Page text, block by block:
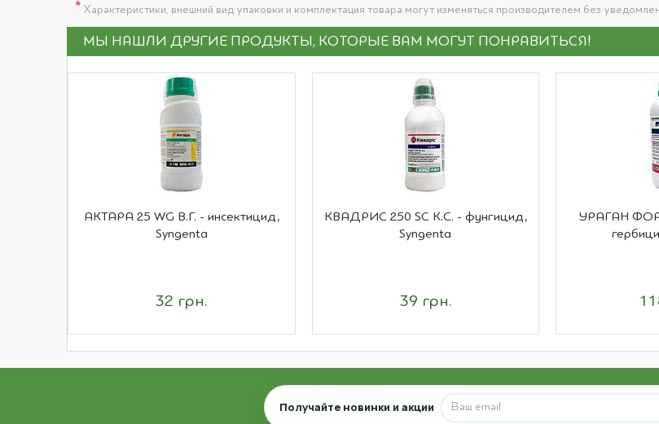
* Характеристики, внешний вид упаковки и комплектация товара могут изменяться производителем без
МЫ НАШЛИ ДРУГИЕ ПРОДУКТЫ, КОТОРЫЕ ВАМ МОГУТ ПОНРАВИТЬСЯ!
АКТАРА 25 WG В.Г. - инсектицид,
Syngenta
32 грн.
КВАДРИС 250 SC К.С. - фунгицид,
Syngenta
39 грн.
УРАГАН
Email
Получайте новинки и акции